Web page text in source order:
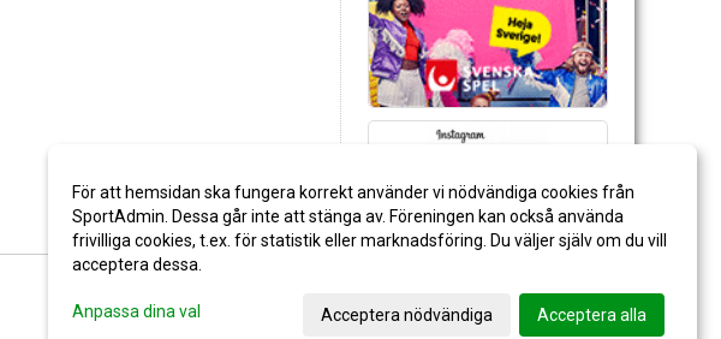
För att hemsidan ska fungera korrekt använder vi nödvändiga cookies från
SportAdmin. Dessa går inte att stänga av. Föreningen kan också använda
frivilliga cookies, t.ex. för statistik eller marknadsföring. Du väljer själv om du vill
acceptera dessa.
Anpassa dina val Acceptera nödvändiga Acceptera alla